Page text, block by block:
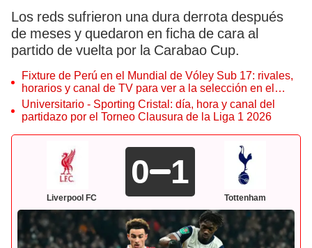
Los reds sufrieron una dura derrota después
de meses y quedaron en ficha de cara al
partido de vuelta por la Carabao Cup.
Fixture de Perú en el Mundial de Vóley Sub 17: rivales,
horarios y canal de TV para ver a la selección en el
torneo
Universitario - Sporting Cristal: día, hora y canal del
partidazo por el Torneo Clausura de la Liga 1 2026
Liverpool FC
0 1
Tottenham